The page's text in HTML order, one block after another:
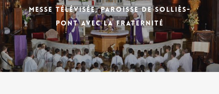
Messe télévisée, paroisse de Solliès-
Pont avec la Fraternité